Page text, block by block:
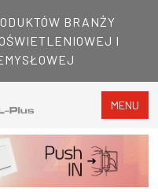
BRANŻY
I
MENU